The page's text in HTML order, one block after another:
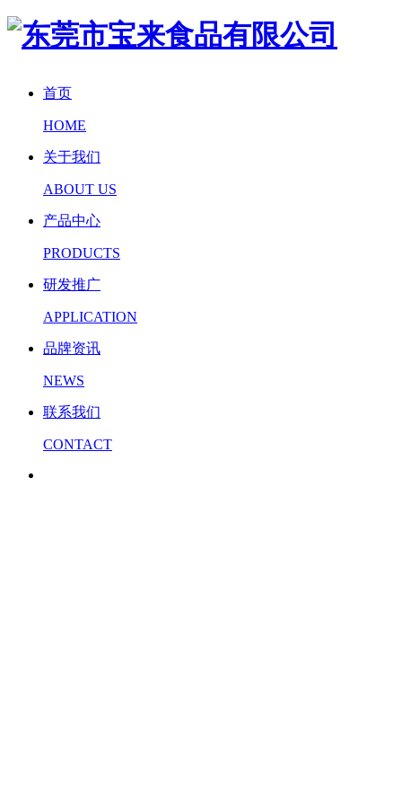
首页
HOME
关于我们
ABOUT US
产品中心
PRODUCTS
研发推广
APPLICATION
品牌资讯
NEWS
联系我们
CONTACT